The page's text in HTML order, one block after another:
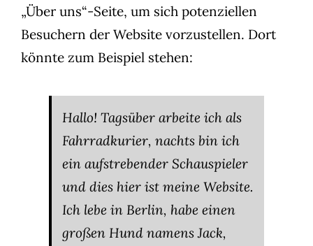
„Über uns“-Seite, um sich potenziellen
Besuchern der Website vorzustellen. Dort
könnte zum Beispiel stehen:
Hallo! Tagsüber arbeite ich als
Fahrradkurier, nachts bin ich
ein aufstrebender Schauspieler
und dies hier ist meine Website.
Ich lebe in Berlin, habe einen
großen Hund namens Jack,